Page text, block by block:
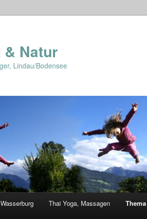
& Natur
Lindau/Bodensee
Thai Yoga, Massagen Thema